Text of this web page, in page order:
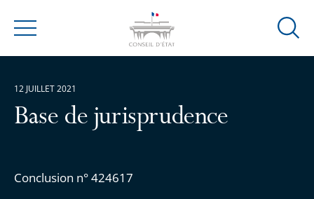
Menu
Ouvrir
Base de jurisprudence
Conclusion n° 424617
12 JUILLET 2021